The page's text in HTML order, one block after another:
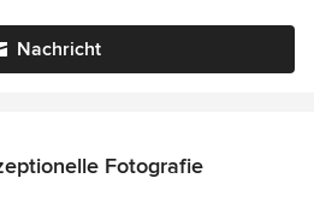
Nachricht
Fotografie